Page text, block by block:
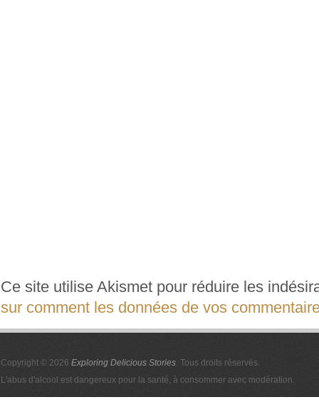
Ce site utilise Akismet pour réduire les
sur comment les données de vos
Copyright © 2026 Exploring Delicious Stories. Tous droits réservés.
L'abus d'alcool est dangereux pour la santé, à consommer avec modération.